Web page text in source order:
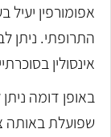
התרופתי. ניתן
אינסולין
באופן דומה
שפועלת באותה